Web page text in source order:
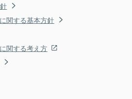
関する基本方針
関する考え方